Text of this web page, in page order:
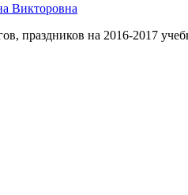
Викторовна
праздников на 2016-2017